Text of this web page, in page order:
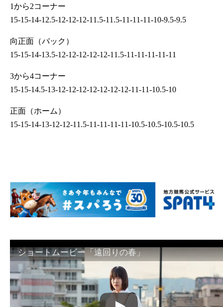
1から2コーナー
15-15-14-12.5-12-12-12-11.5-11.5-11-11-11-10-9.5-9.5
向正面（バック）
15-15-14-13.5-12-12-12-12-12-11.5-11-11-11-11-11
3から4コーナー
15-15-14.5-13-12-12-12-12-12-12-12-11-11-10.5-10
正面（ホーム）
15-15-14-13-12-12-11.5-11-11-11-11-10.5-10.5-10.5-10.5
ショートムービー「遠回りの春」